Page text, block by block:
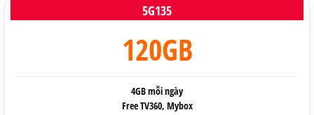
5G135
120GB
4GB mỗi ngày
Free TV360, Mybox